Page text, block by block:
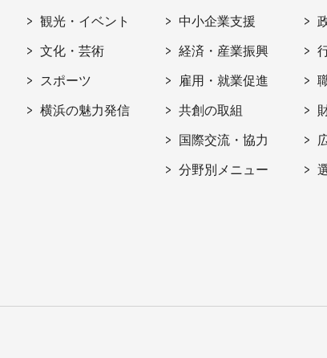
観光・イベント
文化・芸術
スポーツ
横浜の魅力発信
中小企業支援
経済・産業振興
雇用・就業促進
共創の取組
国際交流・協力
分野別メニュー